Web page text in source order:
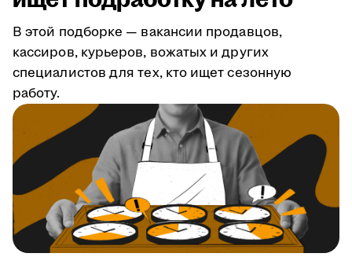
В этой подборке — вакансии продавцов,
кассиров, курьеров, вожатых и других
специалистов для тех, кто ищет сезонную
работу.